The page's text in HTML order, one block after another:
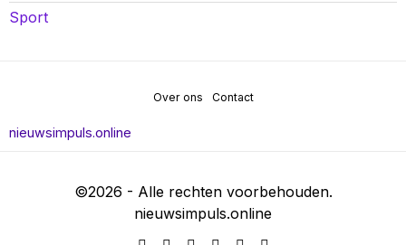
Sport
Over ons Contact
nieuwsimpuls.online
©2026 - Alle rechten voorbehouden.
nieuwsimpuls.online